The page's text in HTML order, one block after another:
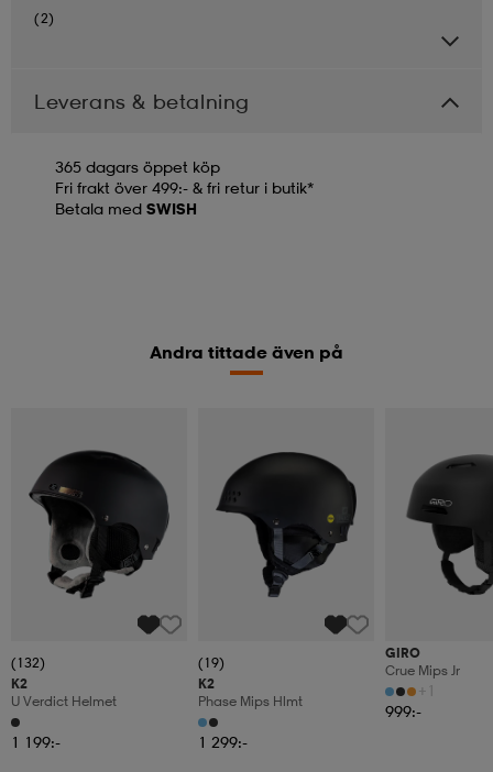
(2)
Leverans & betalning
365 dagars öppet köp
Fri frakt över 499:- & fri retur i butik*
Betala med SWISH
Andra tittade även på
(132)
K2
U Verdict Helmet
1 199:-
(19)
K2
Phase Mips Hlmt
1 299:-
GIRO
Crue Mips Jr
+1
999:-